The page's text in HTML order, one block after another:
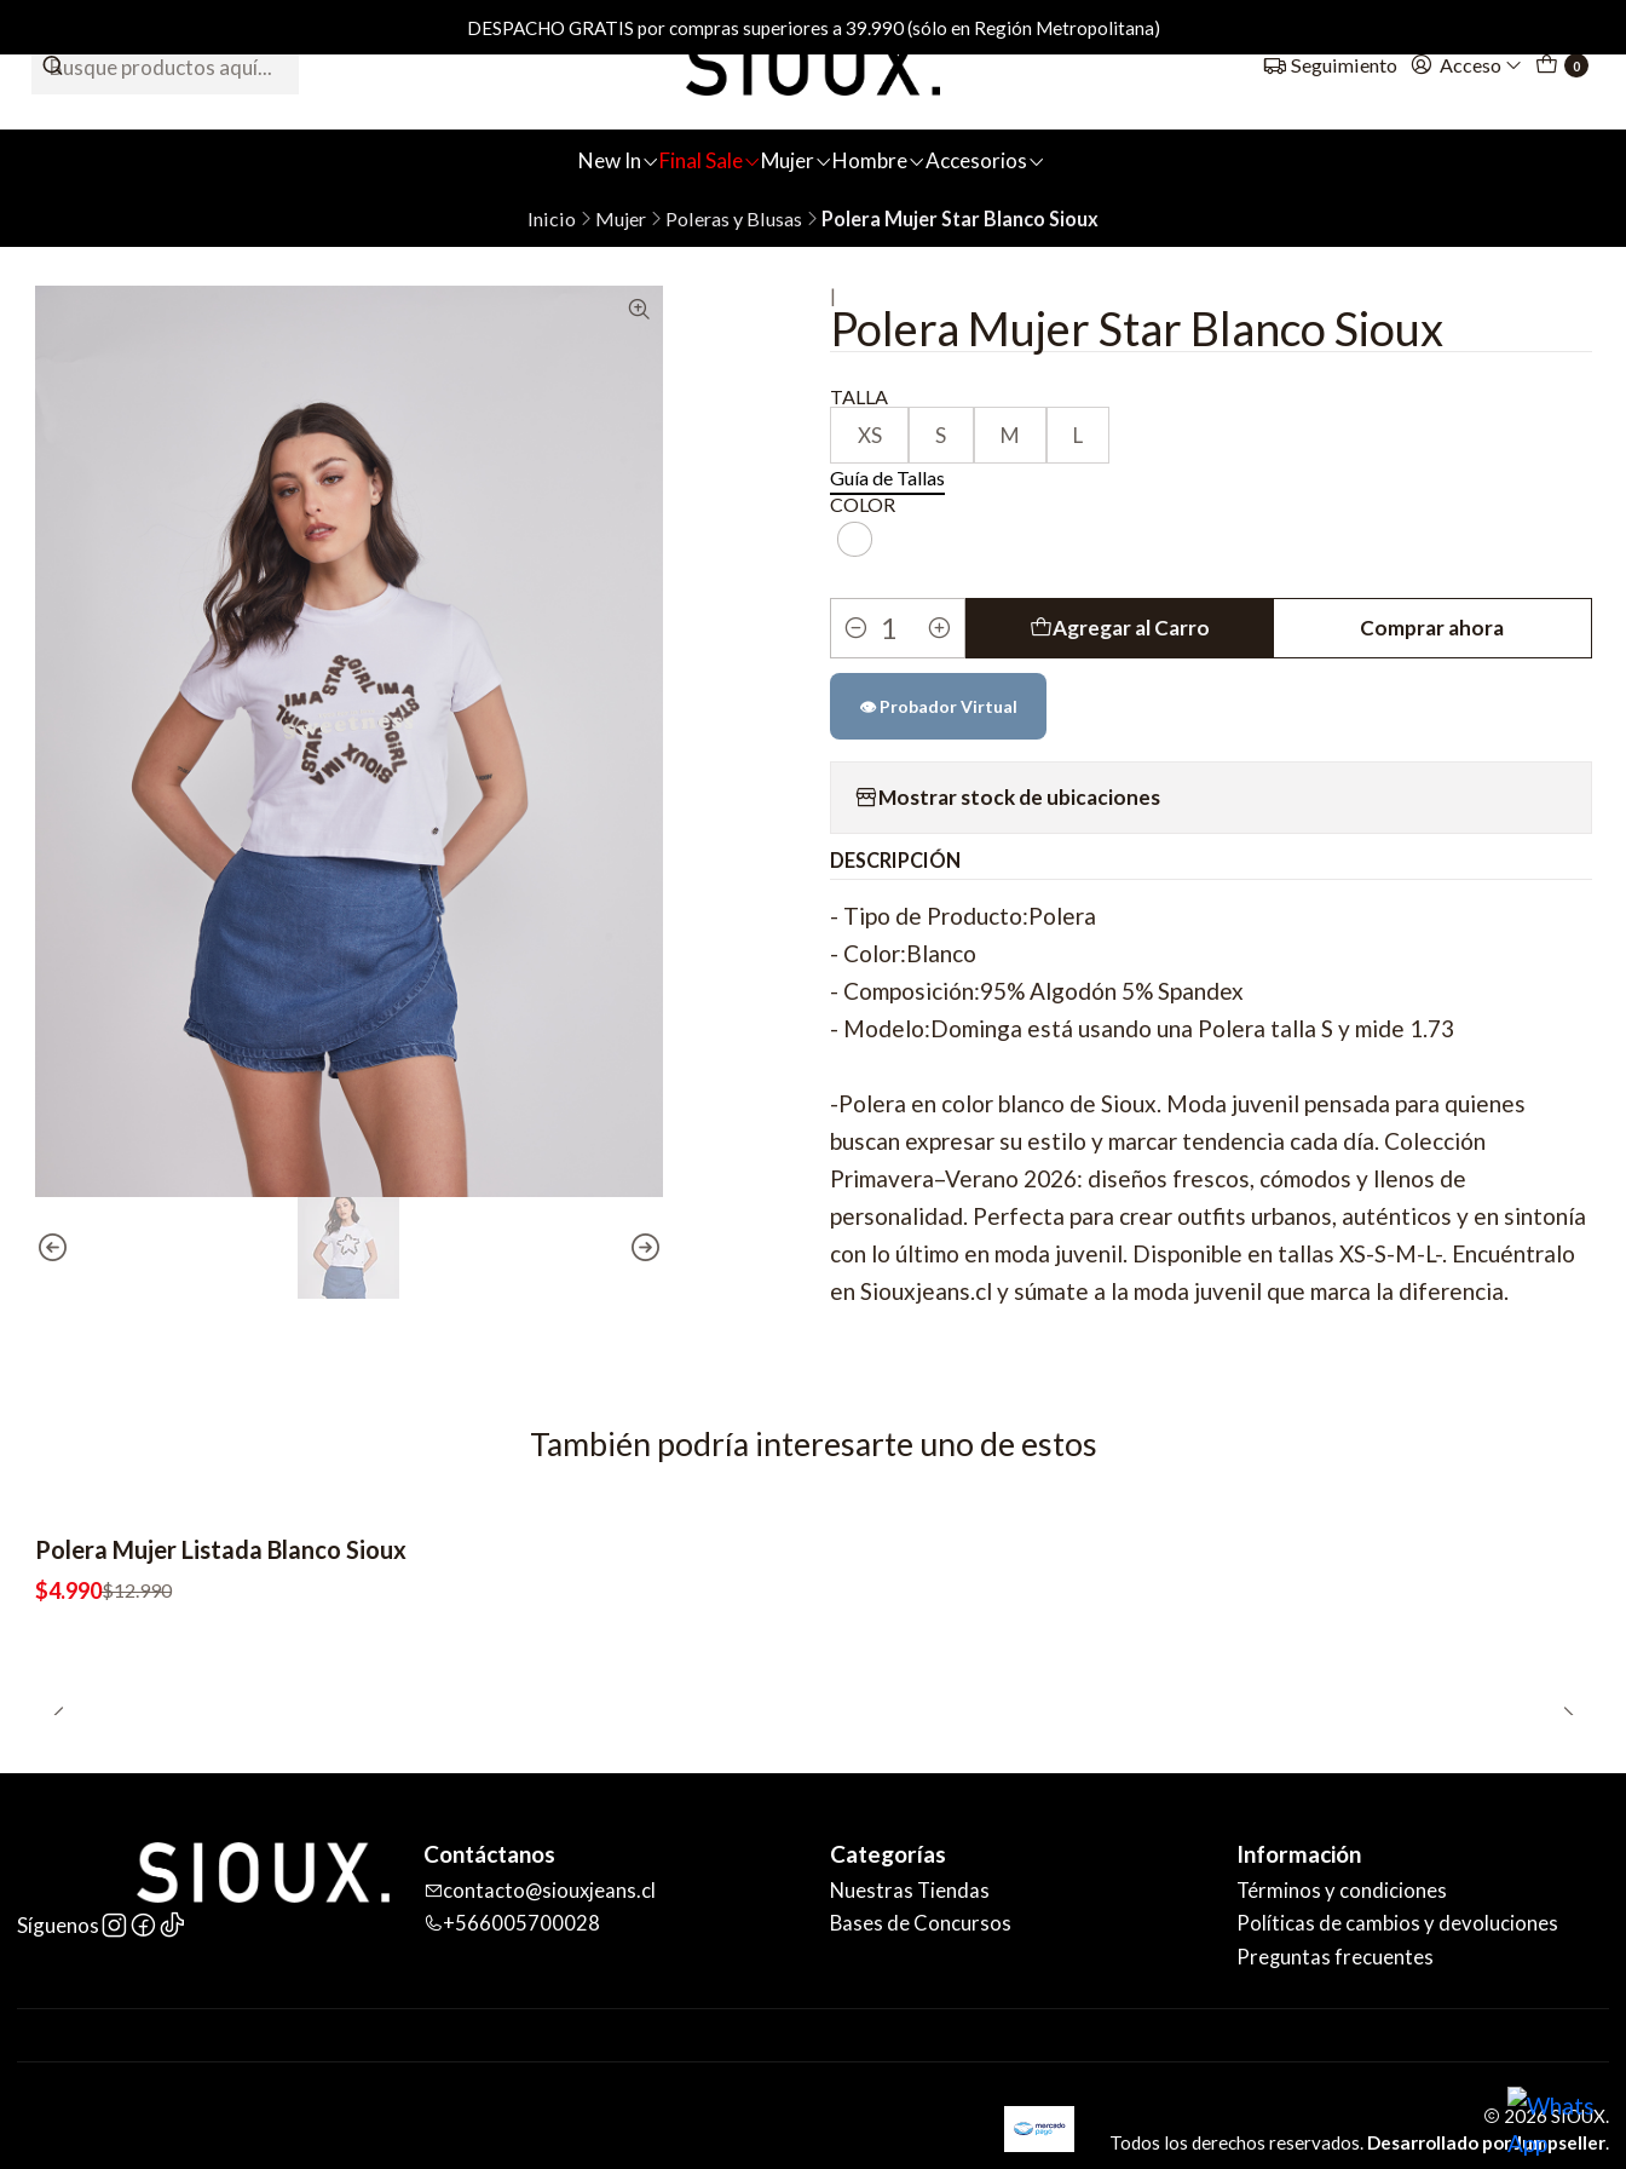
Seguimiento Acceso 0
New In Final Sale Mujer Hombre Accesorios
DESPACHO GRATIS por compras superiores a 39.990 (sólo en Región Metropolitana)
Inicio Mujer Poleras y Blusas Polera Mujer Star Blanco Sioux
|
Polera Mujer Star Blanco Sioux
TALLA
XS S M L
Guía de Tallas
COLOR
Cantidad
Agregar al Carro Comprar ahora
👁️ Probador Virtual
Mostrar stock de ubicaciones
DESCRIPCIÓN
- Tipo de Producto:Polera
- Color:Blanco
- Composición:95% Algodón 5% Spandex
- Modelo:Dominga está usando una Polera talla S y mide 1.73
-Polera en color blanco de Sioux. Moda juvenil pensada para quienes
buscan expresar su estilo y marcar tendencia cada día. Colección
Primavera–Verano 2026: diseños frescos, cómodos y llenos de
personalidad. Perfecta para crear outfits urbanos, auténticos y en sintonía
con lo último en moda juvenil. Disponible en tallas XS-S-M-L-. Encuéntralo
en Siouxjeans.cl y súmate a la moda juvenil que marca la diferencia.
También podría interesarte uno de estos
-62% OFF
2x6990
Polera Mujer Listada Blanco Sioux
$4.990$12.990
Síguenos
Contáctanos
contacto@siouxjeans.cl
+566005700028
Categorías
Nuestras Tiendas
Bases de Concursos
Información
Términos y condiciones
Políticas de cambios y devoluciones
Preguntas frecuentes
2026 SIOUX.
Todos los derechos reservados. Desarrollado por Jumpseller.